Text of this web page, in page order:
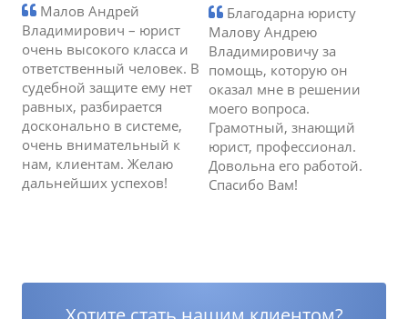
Малов Андрей
Владимирович – юрист
очень высокого класса и
ответственный человек. В
судебной защите ему нет
равных, разбирается
досконально в системе,
очень внимательный к
нам, клиентам. Желаю
дальнейших успехов!
Благодарна юристу
Малову Андрею
Владимировичу за
помощь, которую он
оказал мне в решении
моего вопроса.
Грамотный, знающий
юрист, профессионал.
Довольна его работой.
Спасибо Вам!